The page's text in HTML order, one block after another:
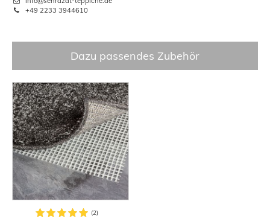
+49 2233 3944610
Dazu passendes Zubehör